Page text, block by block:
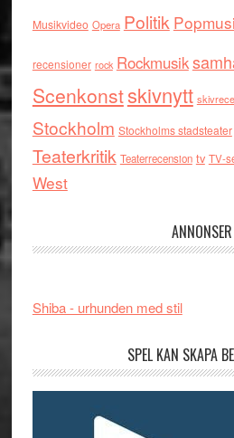
Musikvideo Opera Politik
recensioner rock Rockmusik
Scenkonstskivnytt
Stockholm Stockholms stadsteater
Teaterkritik Teaterrecension tv TV-
West
ANNONSER
Shiba - urhunden med stil
SPEL KAN SKAPA